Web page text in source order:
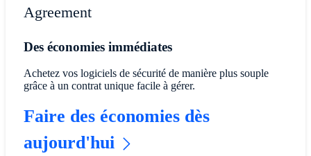
Agreement
Des économies immédiates
Achetez vos logiciels de sécurité de manière plus souple
grâce à un contrat unique facile à gérer.
Faire des économies dès
aujourd'hui